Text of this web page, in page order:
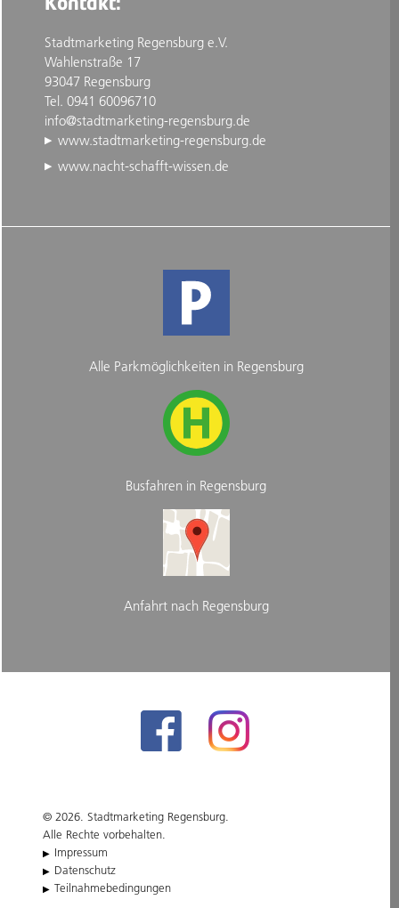
Stadtmarketing Regensburg e.V.
Wahlenstraße 17
93047 Regensburg
Tel. 0941 60096710
info@stadtmarketing-regensburg.de
www.stadtmarketing-regensburg.de
www.nacht-schafft-wissen.de
Alle Parkmöglichkeiten in Regensburg
Busfahren in Regensburg
Anfahrt nach Regensburg
© 2026. Stadtmarketing Regensburg.
Alle Rechte vorbehalten.
Impressum
Datenschutz
Teilnahmebedingungen